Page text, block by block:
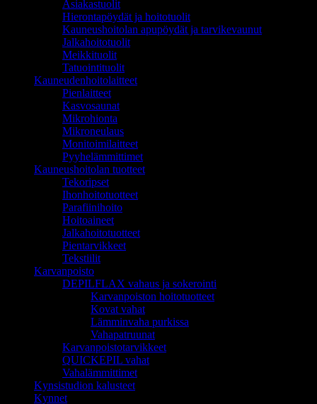
Asiakastuolit
Hierontapöydät ja hoitotuolit
Kauneushoitolan apupöydät ja tarvikevaunut
Jalkahoitotuolit
Meikkituolit
Tatuointituolit
Kauneudenhoitolaitteet
Pienlaitteet
Kasvosaunat
Mikrohionta
Mikroneulaus
Monitoimilaitteet
Pyyhelämmittimet
Kauneushoitolan tuotteet
Tekoripset
Ihonhoitotuotteet
Parafiinihoito
Hoitoaineet
Jalkahoitotuotteet
Pientarvikkeet
Tekstiilit
Karvanpoisto
DEPILFLAX vahaus ja sokerointi
Karvanpoiston hoitotuotteet
Kovat vahat
Lämminvaha purkissa
Vahapatruunat
Karvanpoistotarvikkeet
QUICKEPIL vahat
Vahalämmittimet
Kynsistudion kalusteet
Kynnet